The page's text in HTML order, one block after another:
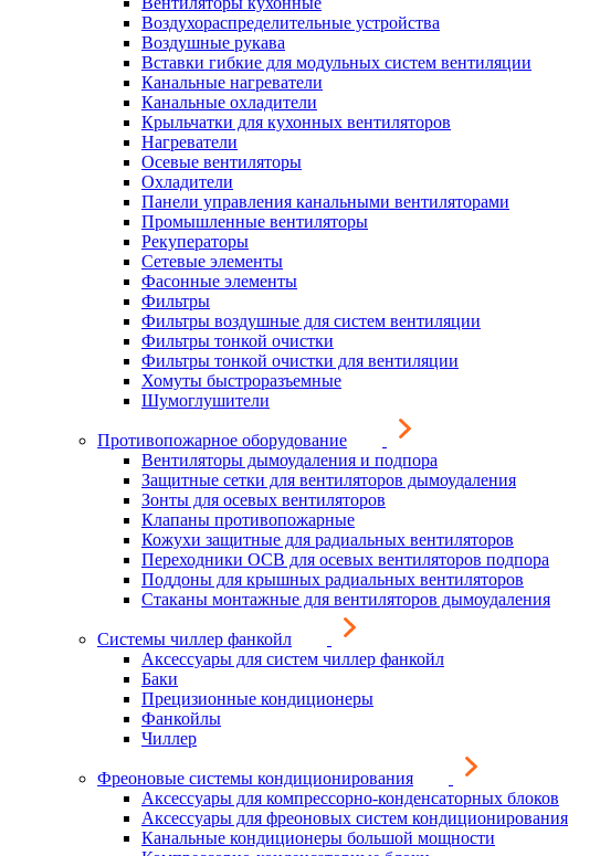
Воздухораспределительные устройства
Воздушные рукава
Вставки гибкие для модульных систем вентиляции
Канальные нагреватели
Канальные охладители
Крыльчатки для кухонных вентиляторов
Нагреватели
Осевые вентиляторы
Охладители
Панели управления канальными вентиляторами
Промышленные вентиляторы
Рекуператоры
Сетевые элементы
Фасонные элементы
Фильтры
Фильтры воздушные для систем вентиляции
Фильтры тонкой очистки
Фильтры тонкой очистки для вентиляции
Хомуты быстроразъемные
Шумоглушители
Противопожарное оборудование
Вентиляторы дымоудаления и подпора
Защитные сетки для вентиляторов дымоудаления
Зонты для осевых вентиляторов
Клапаны противопожарные
Кожухи защитные для радиальных вентиляторов
Переходники ОСВ для осевых вентиляторов подпора
Поддоны для крышных радиальных вентиляторов
Стаканы монтажные для вентиляторов дымоудаления
Системы чиллер фанкойл
Аксессуары для систем чиллер фанкойл
Баки
Прецизионные кондиционеры
Фанкойлы
Чиллер
Фреоновые системы кондиционирования
Аксессуары для компрессорно-конденсаторных блоков
Аксессуары для фреоновых систем кондиционирования
Канальные кондиционеры большой мощности